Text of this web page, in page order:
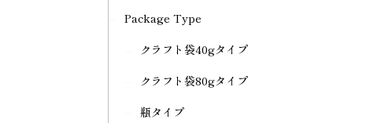
Package Type
クラフト袋40gタイプ
クラフト袋80gタイプ
瓶タイプ